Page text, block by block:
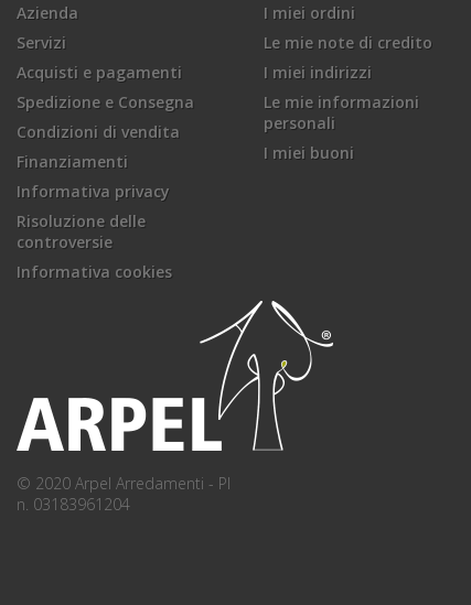
Azienda
Servizi
Acquisti e pagamenti
Spedizione e Consegna
Condizioni di vendita
Finanziamenti
Informativa privacy
Risoluzione delle
controversie
Informativa cookies
© 2020 Arpel Arredamenti - PI
n. 03183961204
I miei ordini
Le mie note di credito
I miei indirizzi
Le mie informazioni
personali
I miei buoni